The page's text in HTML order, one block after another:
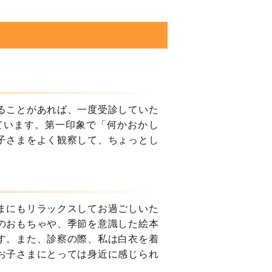
とがあれば、一度受診していた
ます。第一印象で「何かおかし
まをよく観察して、ちょっとし
もリラックスしてお過ごしいた
おもちゃや、季節を意識した絵本
。また、診察の際、私は白衣を着
子さまにとっては身近に感じられ